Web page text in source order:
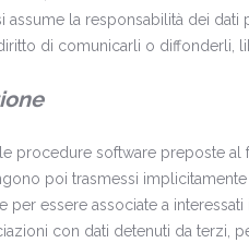
assume la responsabilità dei
di comunicarli o diffonderli,
le procedure software preposte
poi trasmessi
per essere associate a
con dati detenuti da terzi,